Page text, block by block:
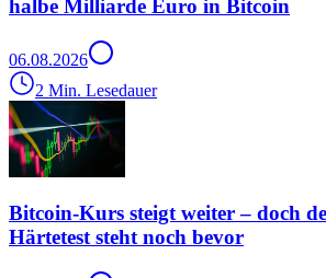
halbe Milliarde Euro in Bitcoin
06.08.2026
2 Min. Lesedauer
Bitcoin-Kurs steigt weiter – doch
Härtetest steht noch bevor